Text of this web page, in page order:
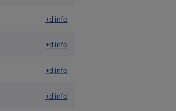
+d'info
+d'info
+d'info
+d'info